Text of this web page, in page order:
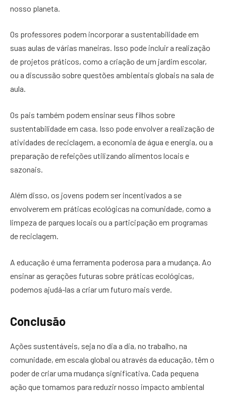
nosso planeta.
Os professores podem incorporar a sustentabilidade em
suas aulas de várias maneiras. Isso pode incluir a realização
de projetos práticos, como a criação de um jardim escolar,
ou a discussão sobre questões ambientais globais na sala de
aula.
Os pais também podem ensinar seus filhos sobre
sustentabilidade em casa. Isso pode envolver a realização de
atividades de reciclagem, a economia de água e energia, ou a
preparação de refeições utilizando alimentos locais e
sazonais.
Além disso, os jovens podem ser incentivados a se
envolverem em práticas ecológicas na comunidade, como a
limpeza de parques locais ou a participação em programas
de reciclagem.
A educação é uma ferramenta poderosa para a mudança. Ao
ensinar as gerações futuras sobre práticas ecológicas,
podemos ajudá-las a criar um futuro mais verde.
Conclusão
Ações sustentáveis, seja no dia a dia, no trabalho, na
comunidade, em escala global ou através da educação, têm o
poder de criar uma mudança significativa. Cada pequena
ação que tomamos para reduzir nosso impacto ambiental